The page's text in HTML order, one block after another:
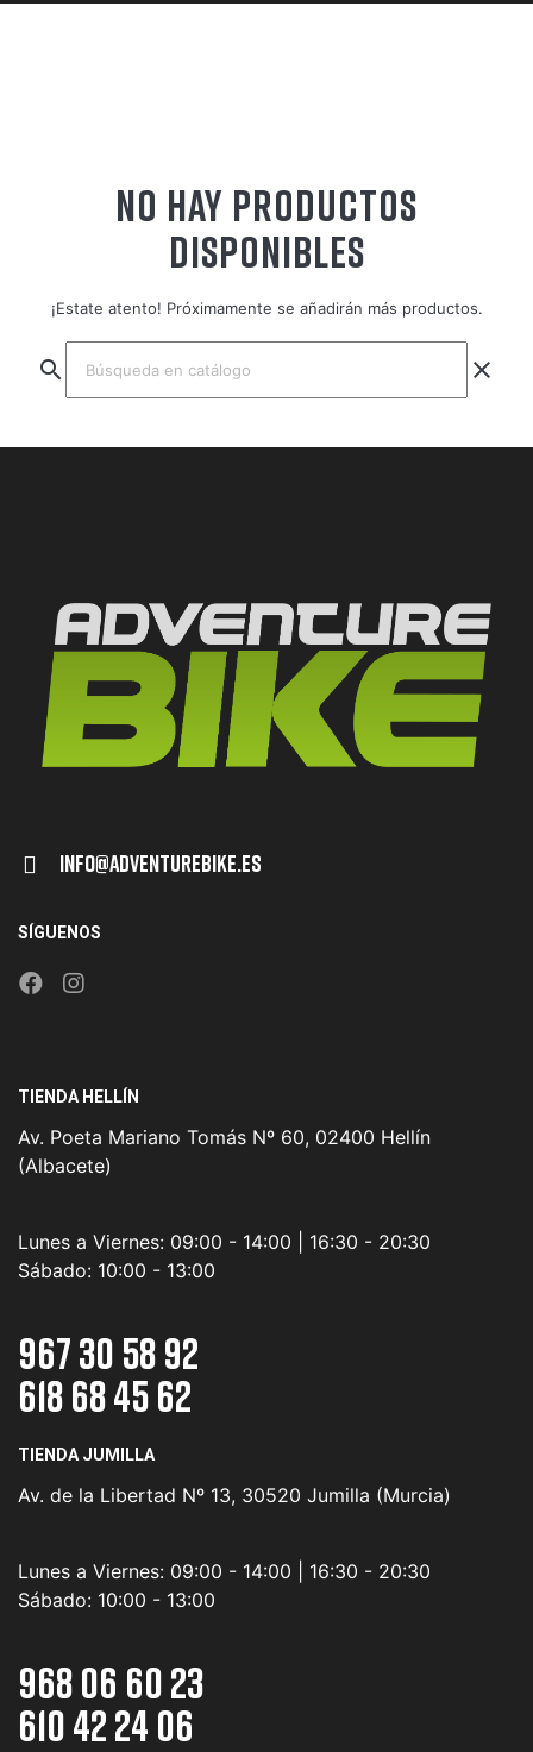
NO HAY PRODUCTOS
DISPONIBLES
¡Estate atento! Próximamente se añadirán más productos.
search clear
Info@adventurebike.es
SÍGUENOS
TIENDA HELLÍN
Av. Poeta Mariano Tomás Nº 60, 02400 Hellín
(Albacete)
Lunes a Viernes: 09:00 - 14:00 | 16:30 - 20:30
Sábado: 10:00 - 13:00
967 30 58 92
618 68 45 62
TIENDA JUMILLA
Av. de la Libertad Nº 13, 30520 Jumilla (Murcia)
Lunes a Viernes: 09:00 - 14:00 | 16:30 - 20:30
Sábado: 10:00 - 13:00
968 06 60 23
610 42 24 06